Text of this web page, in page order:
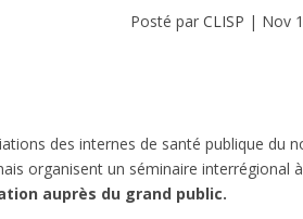
Posté par CLISP | Nov
des internes de santé publique du
organisent un séminaire interrégional à
auprès du grand public.